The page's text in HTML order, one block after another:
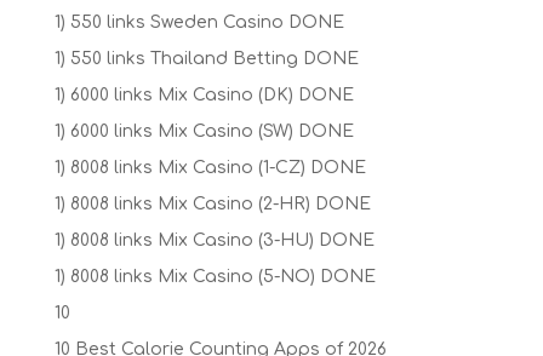
1) 550 links Sweden Casino DONE
1) 550 links Thailand Betting DONE
1) 6000 links Mix Casino (DK) DONE
1) 6000 links Mix Casino (SW) DONE
1) 8008 links Mix Casino (1-CZ) DONE
1) 8008 links Mix Casino (2-HR) DONE
1) 8008 links Mix Casino (3-HU) DONE
1) 8008 links Mix Casino (5-NO) DONE
10
10 Best Calorie Counting Apps of 2026